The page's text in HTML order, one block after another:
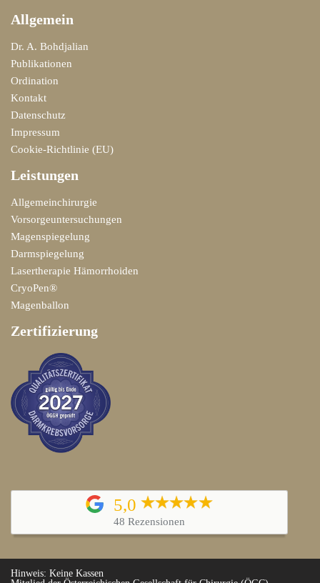
Allgemein
Dr. A. Bohdjalian
Publikationen
Ordination
Kontakt
Datenschutz
Impressum
Cookie-Richtlinie (EU)
Leistungen
Allgemeinchirurgie
Vorsorgeuntersuchungen
Magenspiegelung
Darmspiegelung
Lasertherapie Hämorrhoiden
CryoPen®
Magenballon
Zertifizierung
5,0
48 Rezensionen
Hinweis: Keine Kassen